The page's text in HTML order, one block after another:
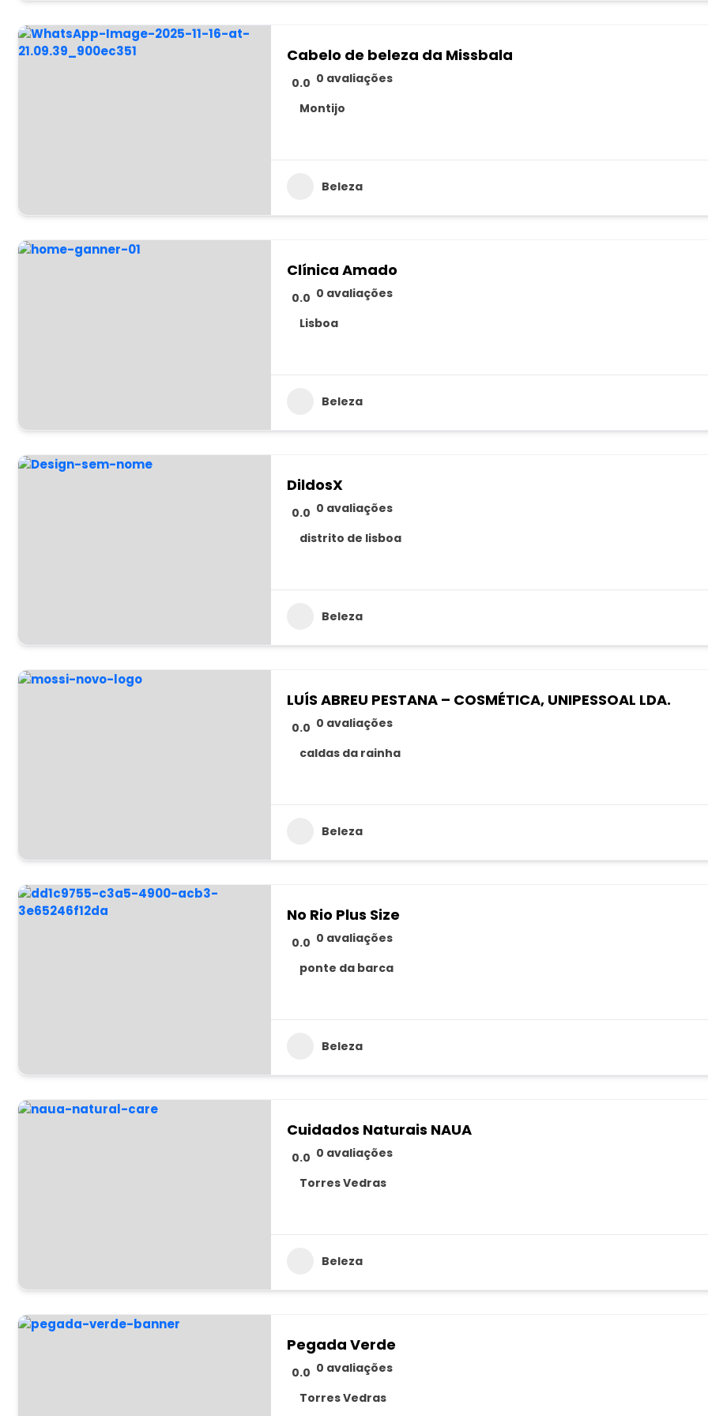
Cabelo de beleza da Missbala
0.0 0 avaliações
Montijo
Beleza
Clínica Amado
0.0 0 avaliações
Lisboa
Beleza
DildosX
0.0 0 avaliações
distrito de lisboa
Beleza
LUÍS ABREU PESTANA – COSMÉTICA, UNIPESSOAL LDA.
0.0 0 avaliações
caldas da rainha
Beleza
No Rio Plus Size
0.0 0 avaliações
ponte da barca
Beleza
Cuidados Naturais NAUA
0.0 0 avaliações
Torres Vedras
Beleza
Pegada Verde
0.0 0 avaliações
Torres Vedras